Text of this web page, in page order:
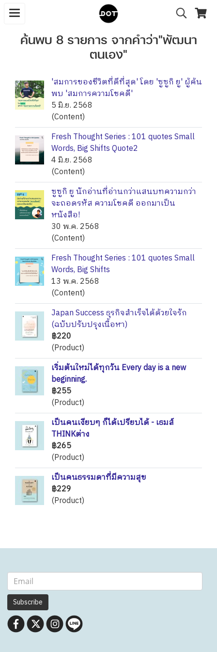
ค้นพบ 8 รายการ จากคำว่า"พัฒนา
ตนเอง"
'สมการของชีวิตที่ดีที่สุด' โดย 'ซูซูกิ ยู' ผู้ค้น
พบ 'สมการความโชคดี'
5 มิ.ย. 2568
(Content)
Fresh Thought Series : 101 quotes Small
Words, Big Shifts Quote2
4 มิ.ย. 2568
(Content)
ซูซูกิ ยู นักอ่านที่อ่านกว่าแสนบทความกว่า
จะถอดรหัส ความโชคดี ออกมาเป็น
หนังสือ!
30 พ.ค. 2568
(Content)
Fresh Thought Series : 101 quotes Small
Words, Big Shifts
13 พ.ค. 2568
(Content)
Japan Success ธุรกิจสำเร็จได้ด้วยใจรัก
(ฉบับปรับปรุงเนื้อหา)
฿220
(Product)
เริ่มต้นใหม่ได้ทุกวัน Every day is a new
beginning.
฿255
(Product)
เป็นคนเงียบๆ ก็ได้เปรียบได้ - เธมส์
THINKต่าง
฿265
(Product)
เป็นคนธรรมดาที่มีความสุข
฿229
(Product)
Subscribe